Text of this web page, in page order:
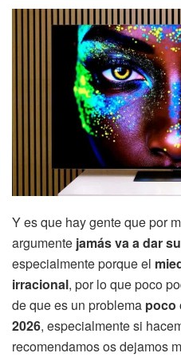
Y es que hay gente que por
argumente jamás va a dar
especialmente porque el
irracional, por lo que poco
de que es un problema poco
2026, especialmente si
recomendamos os dejamos